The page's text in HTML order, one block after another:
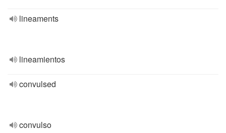
lineaments
lineamientos
convulsed
convulso